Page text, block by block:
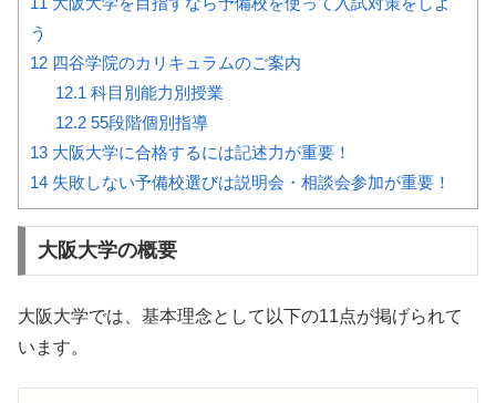
う
12 四谷学院のカリキュラムのご案内
12.1 科目別能力別授業
12.255段階個別指導
13 大阪大学に合格するには記述力が重要！
14 失敗しない予備校選びは説明会・相談会参加が重要！
大阪大学の概要
大阪大学では、基本理念として以下の11点が掲げられて
います。